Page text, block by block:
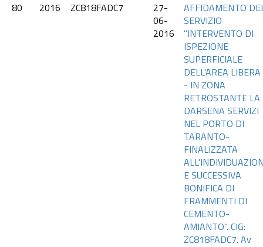
80
2016 ZC818FADC7
27-
06-
2016
AFFIDAMENTO
SERVIZIO
"INTERVENTO DI
ISPEZIONE
SUPERFICIALE
DELL'AREA
- IN ZONA
RETROSTANTE LA
DARSENA SERVIZI
NEL PORTO DI
TARANTO-
FINALIZZATA
E SUCCESSIVA
BONIFICA DI
FRAMMENTI DI
CEMENTO-
AMIANTO". CIG:
ZC818FADC7. Av